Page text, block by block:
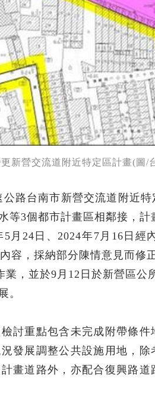
新營交流道附近特定區計畫(圖/
公路台南市新營交流道附近
等3個都市計畫區相鄰接，
月24日、2024年7月16日經
容，採納部分陳情意見而修
，並於9月12日於新營區
。
討重點包含未完成附帶條
發展調整公共設施用地，
畫道路外，亦配合復興路